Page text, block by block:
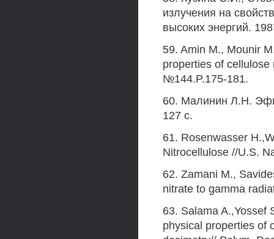
излучения на
высоких энергий.
59. Amin М., Mounir
properties of
№144.P.175-181.
60. Малинин Л.Н.
127 с.
61. Rosenwasser
Nitrocellulose //U.S.
62. Zamani M.,
nitrate to gamma
63. Salama A.,Yossef
physical properties of